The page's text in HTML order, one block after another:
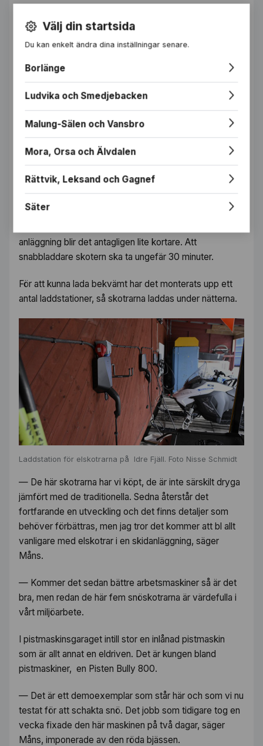
dra skidspår i början på säsongen.
riktigt bra. Under en dag handlar det om tre-fyra mils
körning och möjlighet att ladda under lunchrasten vid
behov.
— Nu har jag haft elskotern i parken i flera månader och
även kört en hel del utrustning. Den fungerar riktigt bra.
procent kvar av batteriet, säger Albin Nilsson, som
jobbat i Idre Fjälls park i vinter.
anläggning blir det antagligen lite kortare. Att
snabbladdare skotern ska ta ungefär 30 minuter.
För att kunna lada bekvämt har det monterats upp ett
antal laddstationer, så skotrarna laddas under nätterna.
Laddstation för elskotrarna på Idre Fjäll. Foto Nisse Schmidt
— De här skotrarna har vi köpt, de är inte särskilt dryga
jämfört med de traditionella. Sedna återstår det
fortfarande en utveckling och det finns detaljer som
behöver förbättras, men jag tror det kommer att bl allt
vanligare med elskotrar i en skidanläggning, säger
Måns.
— Kommer det sedan bättre arbetsmaskiner så är det
bra, men redan de här fem snöskotrarna är värdefulla i
vårt miljöarbete.
I pistmaskinsgaraget intill stor en inlånad pistmaskin
som är allt annat en eldriven. Det är kungen bland
pistmaskiner, en Pisten Bully 800.
— Det är ett demoexemplar som står här och som vi nu
testat för att schakta snö. Det jobb som tidigare tog en
vecka fixade den här maskinen på två dagar, säger
Måns, imponerade av den röda bjässen.
Välj din startsida
Du kan enkelt ändra dina inställningar senare.
Borlänge
Ludvika och Smedjebacken
Malung-Sälen och Vansbro
Mora, Orsa och Älvdalen
Rättvik, Leksand och Gagnef
Säter